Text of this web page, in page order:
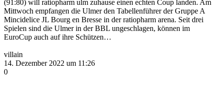
(91:80) will ratiopharm ulm zuhause einen echten Coup landen. Am
Mittwoch empfangen die Ulmer den Tabellenführer der Gruppe A
Mincidelice JL Bourg en Bresse in der ratiopharm arena. Seit drei
Spielen sind die Ulmer in der BBL ungeschlagen, können im
EuroCup auch auf ihre Schützen…
villain
14. Dezember 2022 um 11:26
0